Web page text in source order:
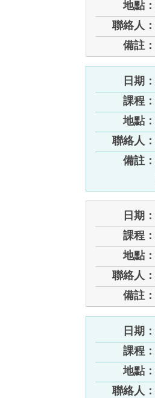
地點：
聯絡人：
備註：
日期：
課程：
地點：
聯絡人：
備註：
日期：
課程：
地點：
聯絡人：
備註：
日期：
課程：
地點：
聯絡人：